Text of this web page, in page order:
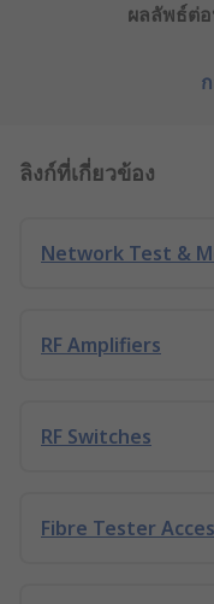
ผลลัพธ์ต่
ลิงก์ที่เกี่ยวข้อง
Network Test &
RF Amplifiers
RF Switches
Fibre Tester